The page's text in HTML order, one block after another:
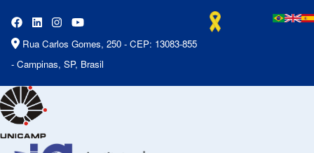
Rua Carlos Gomes, 250 - CEP: 13083-855
- Campinas, SP, Brasil